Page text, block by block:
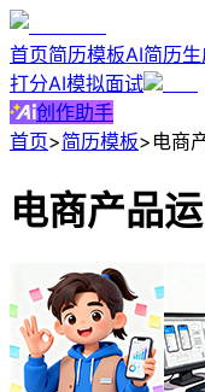
首页简历模板AI简历
打分AI模拟面试
创作助手
首页>简历模板> 电商
电商产品